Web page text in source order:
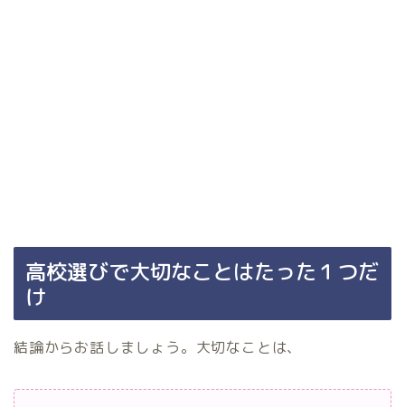
高校選びで大切なことはたった１つだ
け
結論からお話しましょう。大切なことは、